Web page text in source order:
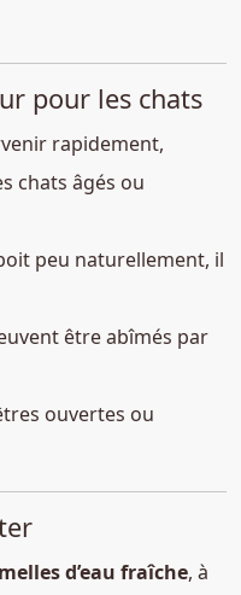
pour les chats
rapidement,
chats âgés ou
peu naturellement, il
être abîmés par
ouvertes ou
d’eau fraîche, à